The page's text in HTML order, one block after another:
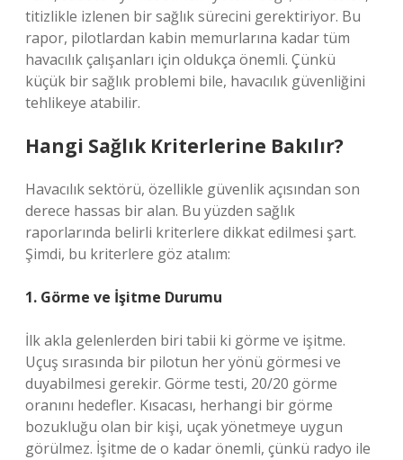
titizlikle izlenen bir sağlık sürecini gerektiriyor. Bu
rapor, pilotlardan kabin memurlarına kadar tüm
havacılık çalışanları için oldukça önemli. Çünkü
küçük bir sağlık problemi bile, havacılık güvenliğini
tehlikeye atabilir.
Hangi Sağlık Kriterlerine Bakılır?
Havacılık sektörü, özellikle güvenlik açısından son
derece hassas bir alan. Bu yüzden sağlık
raporlarında belirli kriterlere dikkat edilmesi şart.
Şimdi, bu kriterlere göz atalım:
1. Görme ve İşitme Durumu
İlk akla gelenlerden biri tabii ki görme ve işitme.
Uçuş sırasında bir pilotun her yönü görmesi ve
duyabilmesi gerekir. Görme testi, 20/20 görme
oranını hedefler. Kısacası, herhangi bir görme
bozukluğu olan bir kişi, uçak yönetmeye uygun
görülmez. İşitme de o kadar önemli, çünkü radyo ile